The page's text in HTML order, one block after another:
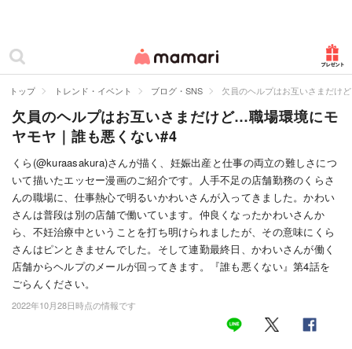
ママリ
カテゴリー一覧
妊娠
出産
赤ちゃん・育児
子育て・家族
病院
美容・ファッション
お仕事
トップ トレンド・イベント ブログ・SNS 欠員のヘルプはお互いさまだけ
欠員のヘルプはお互いさまだけど…職場環境にモ
ヤモヤ｜誰も悪くない#4
くら(@kuraasakura)さんが描く、妊娠出産と仕事の両立の難しさにつ
いて描いたエッセー漫画のご紹介です。人手不足の店舗勤務のくらさ
んの職場に、仕事熱心で明るいかわいさんが入ってきました。かわい
さんは普段は別の店舗で働いています。仲良くなったかわいさんか
ら、不妊治療中ということを打ち明けられましたが、その意味にくら
さんはピンときませんでした。そして連勤最終日、かわいさんが働く
店舗からヘルプのメールが回ってきます。『誰も悪くない』第4話を
ごらんください。
2022年10月28日時点の情報です